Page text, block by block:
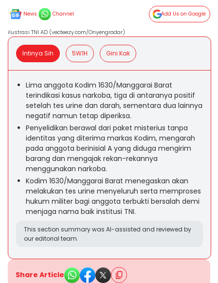
News Channel Add Us on Google
ilustrasi TNI AD (vecteezy.com/Onyengradar)
Intinya Sih 5W1H Gini Kak
Lima anggota Kodim 1630/Manggarai Barat
terindikasi kasus narkoba, tiga di antaranya positif
setelah tes urine dan darah, sementara dua lainnya
negatif namun tetap diperiksa.
Penyelidikan berawal dari paket misterius tanpa
identitas yang diterima markas Kodim, mengarah
pada anggota berinisial A yang diduga mengirim
barang dan mengajak rekan-rekannya
menggunakan narkoba.
Kodim 1630/Manggarai Barat menegaskan akan
melakukan tes urine menyeluruh serta memproses
hukum militer bagi anggota terbukti bersalah demi
menjaga nama baik institusi TNI.
This section summary was AI-assisted and reviewed by
our editorial team.
Share Article